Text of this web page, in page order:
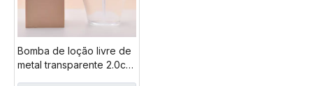
Bomba de loção livre de
metal transparente 2.0cc